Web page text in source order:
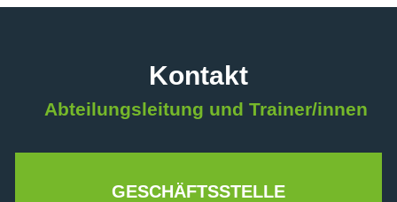
Kontakt
Abteilungsleitung und Trainer/innen
GESCHÄFTSSTELLE